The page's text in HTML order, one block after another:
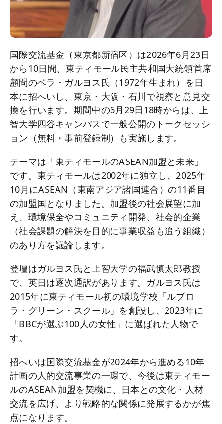
国際交流基金（東京都新宿区）は2026年6月23日
から10日間、東ティモール民主共和国大統領首席
顧問のベラ・ガルヨス氏（1972年生まれ）を日
本に招へいし、東京・大阪・石川で視察と意見交
換を行います。期間中の6月29日18時からは、上
智大学四谷キャンパスで一般公開のトークセッシ
ョン（無料・事前登録制）も実施します。
テーマは「東ティモールのASEAN加盟と未来」
です。東ティモールは2002年に独立し、2025年
10月にASEAN（東南アジア諸国連合）の11番目
の加盟国となりました。加盟後の社会展望に加
え、環境保全やコミュニティ開発、社会的企業
（社会課題の解決を目的に事業収益も追う組織）
のあり方を議論します。
登壇はガルヨス氏と上智大学の福武慎太郎教授
で、英日は逐次通訳があります。ガルヨス氏は
2015年に東ティモール初の環境学校「ルブロ
ラ・グリーン・スクール」を創設し、2023年に
「BBCが選ぶ100人の女性」に選ばれた人物で
す。
招へいは国際交流基金が2024年から進める10年
計画の人的交流事業の一環で、今後は東ティモー
ルのASEAN加盟を契機に、日本との文化・人材
交流を広げ、より戦略的な関係に発展するかが焦
点になります。